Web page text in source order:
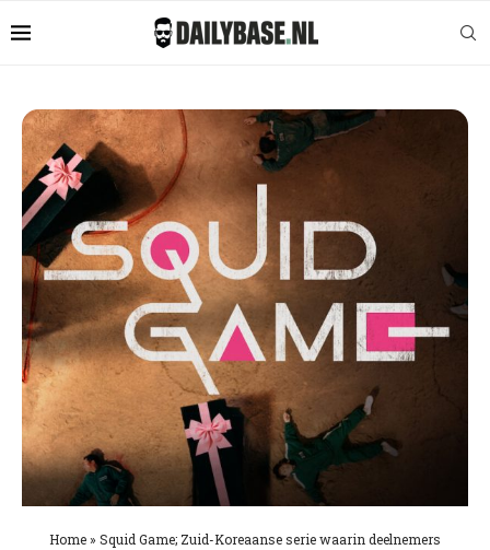
Home» Squid Game; Zuid-Koreaanse serie waarin deelnemers